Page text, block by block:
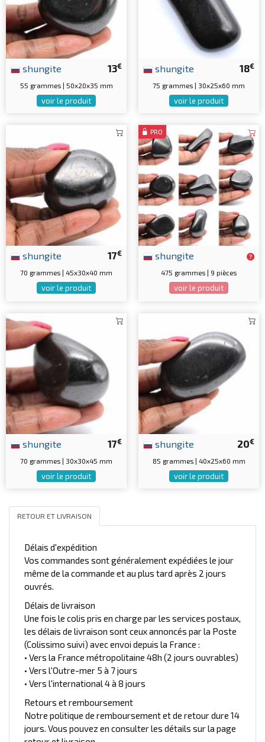
13€
shungite
55 grammes | 50x20x35 mm
voir le produit
18€
shungite
75 grammes | 30x25x60 mm
voir le produit
17€
shungite
70 grammes | 45x30x40 mm
voir le produit
PRO
shungite
475 grammes | 9 pièces
voir le produit
17€
shungite
70 grammes | 30x30x45 mm
voir le produit
20€
shungite
85 grammes | 40x25x60 mm
voir le produit
RETOUR ET LIVRAISON
Délais d'expédition
Vos commandes sont généralement expédiées le jour
même de la commande et au plus tard après 2 jours
ouvrés.
Délais de livraison
Une fois le colis pris en charge par les services postaux,
les délais de livraison sont ceux annoncés par la Poste
(Colissimo suivi) avec envoi depuis la France :
• Vers la France métropolitaine 48h (2 jours ouvrables)
• Vers l'Outre-mer 5 à 7 jours
• Vers l'international 4 à 8 jours
Retours et remboursement
Notre politique de remboursement et de retour dure 14
jours. Vous pouvez en consulter les détails sur la page